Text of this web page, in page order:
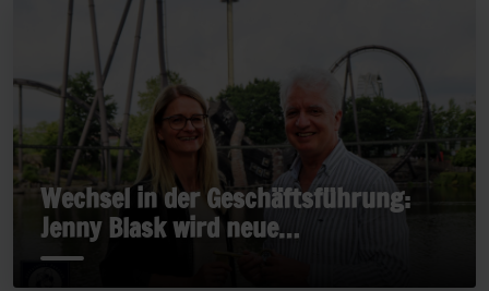
Wechsel in der Geschäftsführung:
Jenny Blask wird neue
Geschäftsführerin